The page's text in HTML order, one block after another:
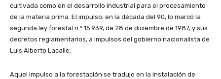
cultivada como en el desarrollo industrial para el procesamiento
de la materia prima. El impulso, en la década del 90, lo marcó la
segunda ley forestal n.º 15.939, de 28 de diciembre de 1987, y sus
decretos reglamentarios, a impulsos del gobierno nacionalista de
Luis Alberto Lacalle.
Aquel impulso a la forestación se tradujo en la instalación de